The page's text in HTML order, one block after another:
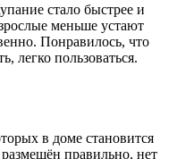
стало быстрее и
меньше устают
Понравилось, что
легко пользоваться.
в доме становится
правильно, нет